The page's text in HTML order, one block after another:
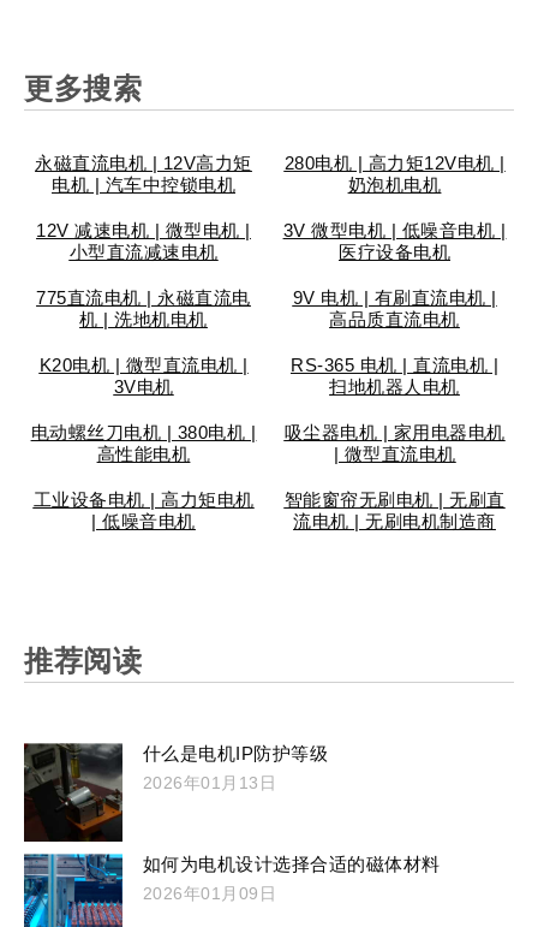
车
配
件
用
电
器
业
设
备
人
护
理
防
锁
具
能
设
备
疗
设
备
表
阀
门
车
配
件
用
电
器
业
设
备
人
护
理
防
锁
具
能
设
备
疗
设
备
表
阀
门
车
配
件
用
电
器
业
设
备
人
护
理
防
锁
具
能
设
备
疗
设
备
表
阀
门
更多搜索
永磁直流电机 | 12V高力矩
电机 | 汽车中控锁电机
280电机 | 高力矩12V电机 |
奶泡机电机
12V 减速电机 | 微型电机 |
小型直流减速电机
3V 微型电机 | 低噪音电机 |
医疗设备电机
775直流电机 | 永磁直流电
机 | 洗地机电机
9V 电机 | 有刷直流电机 |
高品质直流电机
K20电机 | 微型直流电机 |
3V电机
RS-365 电机 | 直流电机 |
扫地机器人电机
电动螺丝刀电机 | 380电机 |
高性能电机
吸尘器电机 | 家用电器电机
| 微型直流电机
工业设备电机 | 高力矩电机
| 低噪音电机
智能窗帘无刷电机 | 无刷直
流电机 | 无刷电机制造商
推荐阅读
什么是电机IP防护等级
2026年01月13日
如何为电机设计选择合适的磁体材料
2026年01月09日